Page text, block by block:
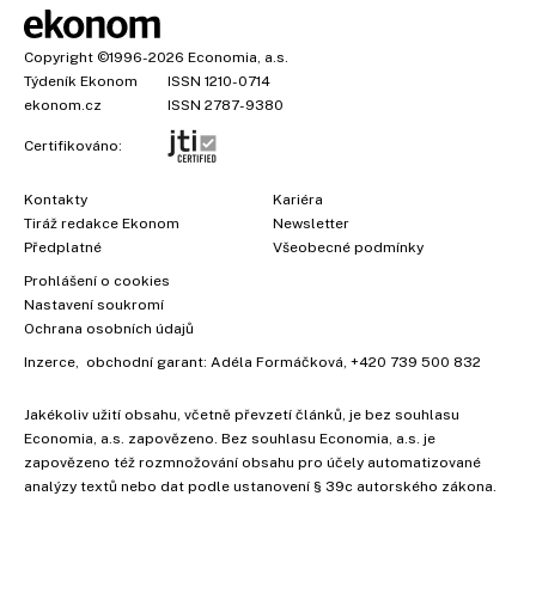
Copyright ©1996-2026 Economia, a.s.
Týdeník Ekonom
ISSN 1210-0714
ekonom.cz
ISSN 2787-9380
Certifikováno:
Kontakty
Tiráž redakce Ekonom
Předplatné
Kariéra
Newsletter
Všeobecné podmínky
Prohlášení o cookies
Nastavení soukromí
Ochrana osobních údajů
Inzerce, obchodní garant: Adéla Formáčková, +420 739 500 832
Jakékoliv užití obsahu, včetně převzetí článků, je bez souhlasu
Economia, a.s. zapovězeno. Bez souhlasu Economia, a.s. je
zapovězeno též rozmnožování obsahu pro účely automatizované
analýzy textů nebo dat podle ustanovení § 39c autorského zákona.